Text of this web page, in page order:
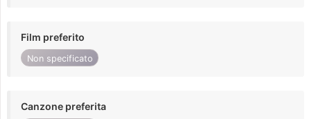
Film preferito
Non specificato
Canzone preferita